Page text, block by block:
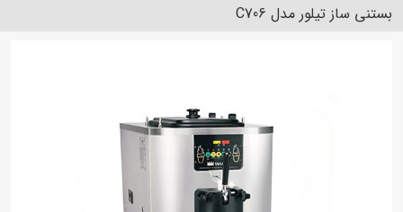
بستنی ساز تیلور مدل C706